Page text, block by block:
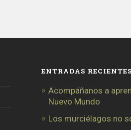
ENTRADAS RECIENTES
Acompáñanos a
Nuevo Mundo
Los murciélagos no